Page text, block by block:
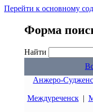
Перейти к основному
Форма
Найти
Анжеро-
Междуреченск|